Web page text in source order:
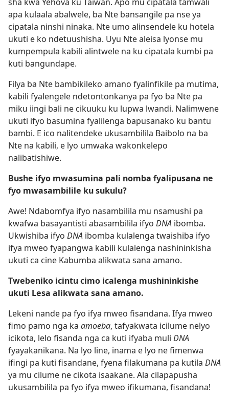
apa kulaala abalwele, ba Nte bansangile pa nse ya
cipatala ninshi ninaka. Nte umo alinsendele ku hotela
ukuti e ko ndetuushisha. Uyu Nte aleisa lyonse mu
kumpempula kabili alintwele na ku cipatala kumbi pa
kuti bangundape.
Filya ba Nte bambikileko amano fyalinfikile pa mutima,
kabili fyalengele ndetontonkanya pa fyo ba Nte pa
miku iingi bali ne cikuuku ku lupwa lwandi. Nalimwene
ukuti ifyo basumina fyalilenga bapusanako ku bantu
bambi. E ico nalitendeke ukusambilila Baibolo na ba
Nte na kabili, e lyo umwaka wakonkelepo
nalibatishiwe.
Bushe ifyo mwasumina pali nomba fyalipusana ne
fyo mwasambilile ku sukulu?
Awe! Ndabomfya ifyo nasambilila mu nsamushi pa
kwafwa basayantisti abasambilila ifyo DNA ibomba.
Ukwishiba ifyo DNA ibomba kulalenga twaishiba ifyo
ifya mweo fyapangwa kabili kulalenga nashininkisha
ukuti ca cine Kabumba alikwata sana amano.
Twebeniko icintu cimo icalenga mushininkishe
ukuti Lesa alikwata sana amano.
Lekeni nande pa fyo ifya mweo fisandana. Ifya mweo
fimo pamo nga ka amoeba, tafyakwata icilume nelyo
icikota, lelo fisanda nga ca kuti ifyaba muli DNA
fyayakanikana. Na lyo line, inama e lyo ne fimenwa
ifingi pa kuti fisandane, fyena filakumana pa kutila DNA
ya mu cilume ne cikota isaakane. Ala cilapapusha
ukusambilila pa fyo ifya mweo ifikumana, fisandana!